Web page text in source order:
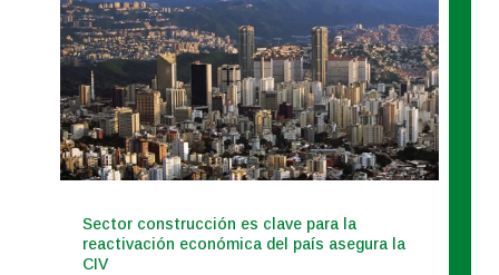
Sector construcción es clave para la
reactivación económica del país asegura la
CIV